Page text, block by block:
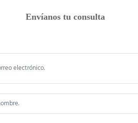
Envíanos tu consulta